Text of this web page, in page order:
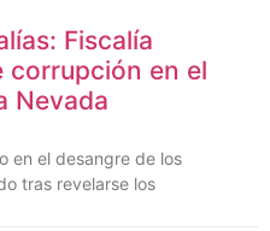
Fiscalía
corrupción en el
Nevada
en el desangre de los
tras revelarse los